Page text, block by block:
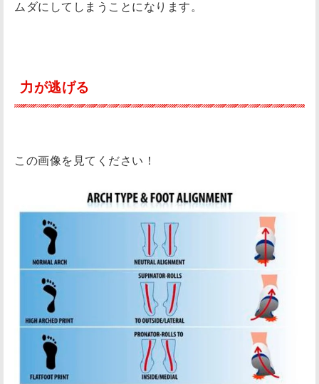
ムダにしてしまうことになります。
力が逃げる
この画像を見てください！